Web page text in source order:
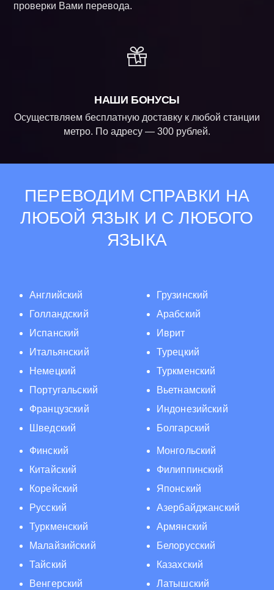
проверки Вами перевода.
НАШИ БОНУСЫ
Осуществляем бесплатную доставку к любой станции
метро. По адресу — 300 рублей.
ПЕРЕВОДИМ СПРАВКИ НА
ЛЮБОЙ ЯЗЫК И С ЛЮБОГО
ЯЗЫКА
Английский
Голландский
Испанский
Итальянский
Немецкий
Португальский
Французский
Шведский
Грузинский
Арабский
Иврит
Турецкий
Туркменский
Вьетнамский
Индонезийский
Болгарский
Финский
Китайский
Корейский
Русский
Туркменский
Малайзийский
Тайский
Венгерский
Монгольский
Филиппинский
Японский
Азербайджанский
Армянский
Белорусский
Казахский
Латышский